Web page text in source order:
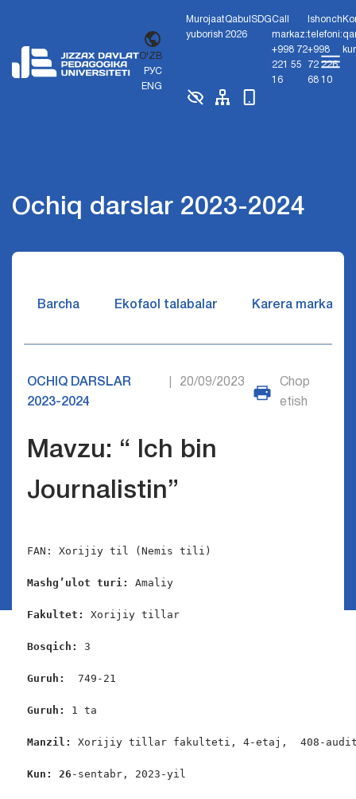
O'ZB
РУС
ENG
Murojaat
yuborish
Qabul
2026
SDGCall
markaz:
+998 72
221 55
16
Ishonch
telefoni:
+998
72 226
68 10
Ochiq darslar 2023-2024
Barcha Ekofaol talabalar Karera markazi
OCHIQ DARSLAR
2023-2024
20/09/2023
Chop
etish
Mavzu: “ Ich bin
Journalistin”
FAN: Xorijiy til (Nemis tili)
Mashg’ulot turi: Amaliy
Fakultet: Xorijiy tillar
Bosqich: 3
Guruh: 749-21
Guruh: 1 ta
Manzil: Xorijiy tillar fakulteti, 4-etaj,  408-
Kun: 26 -sentabr, 2023-yil